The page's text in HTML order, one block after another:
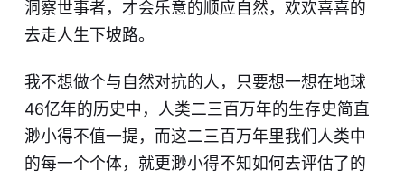
洞察世事者，才会乐意的顺应自然，欢欢喜喜的
去走人生下坡路。
我不想做个与自然对抗的人，只要想一想在地球
46亿年的历史中，人类二三百万年的生存史简直
渺小得不值一提，而这二三百万年里我们人类中
的每一个个体，就更渺小得不知如何去评估了的